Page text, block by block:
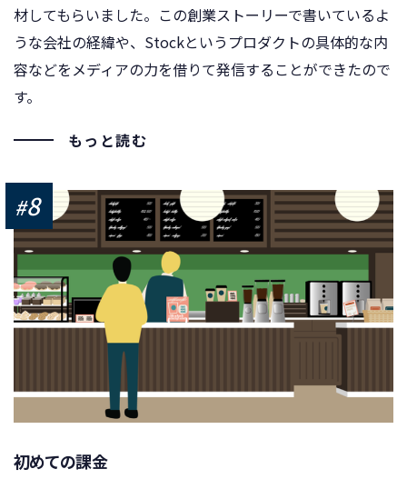
材してもらいました。この創業ストーリーで書いているよ
うな会社の経緯や、Stockというプロダクトの具体的な内
容などをメディアの力を借りて発信することができたので
す。
もっと読む
#8
初めての課金